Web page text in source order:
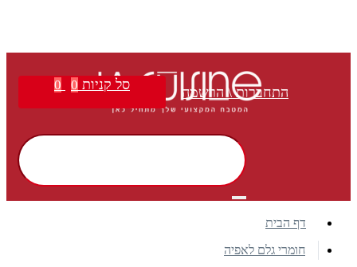
התחברות \ הרשמה סל קניות 0
0
דף הבית
חומרי גלם לאפיה